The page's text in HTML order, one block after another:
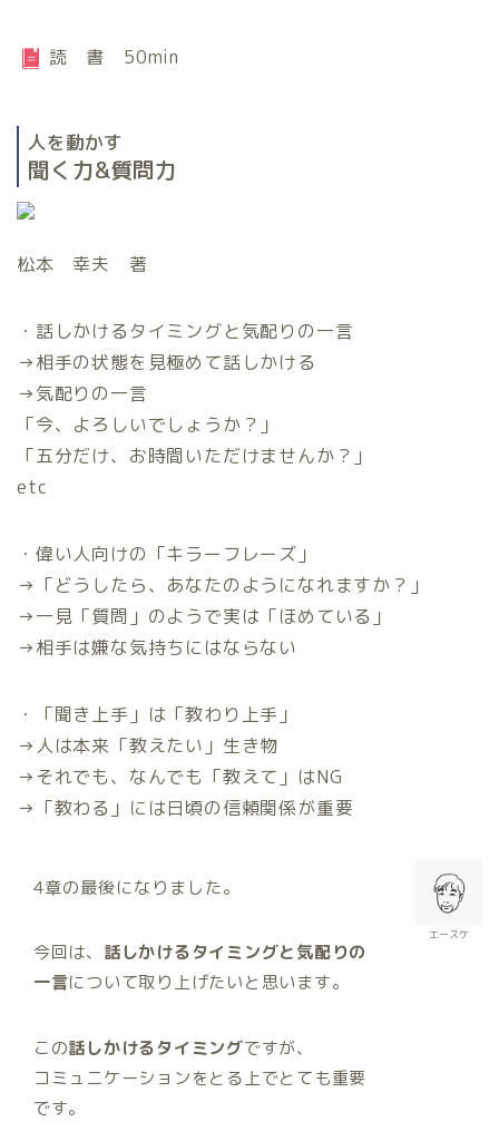
読 書 50min
人を動かす
聞く力&質問力
松本 幸夫 著
・話しかけるタイミングと気配りの一言
→相手の状態を見極めて話しかける
→気配りの一言
「今、よろしいでしょうか？」
「五分だけ、お時間いただけませんか？」
etc
・偉い人向けの「キラーフレーズ」
→「どうしたら、あなたのようになれますか？」
→一見「質問」のようで実は「ほめている」
→相手は嫌な気持ちにはならない
・「聞き上手」は「教わり上手」
→人は本来「教えたい」生き物
→それでも、なんでも「教えて」はNG
→「教わる」には日頃の信頼関係が重要
エースケ
4章の最後になりました。
今回は、 話しかけるタイミングと気配りの
一言について取り上げたいと思います。
この話しかけるタイミングですが、
コミュニケーションをとる上でとても重要
です。